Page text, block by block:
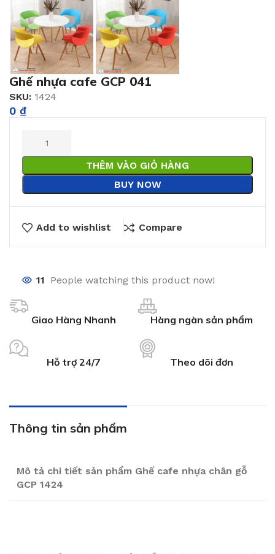
Ghế nhựa cafe GCP 041
SKU: 1424
0 ₫
THÊM VÀO GIỎ HÀNG
BUY NOW
Add to wishlist Compare
11 People watching this product now!
Giao Hàng Nhanh Hàng ngàn sản phẩm
Hỗ trợ 24/7 Theo dõi đơn
Thông tin sản phẩm
Mô tả chi tiết sản phẩm Ghế cafe nhựa chân gỗ
GCP 1424